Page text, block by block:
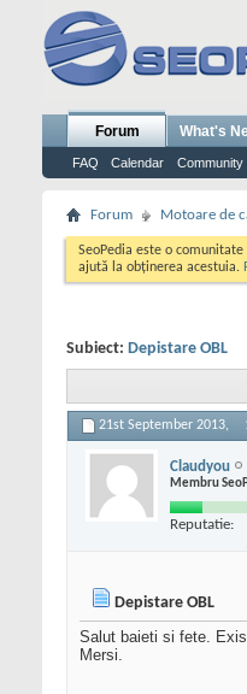
Forum
FAQ Calendar Community
What's
Forum Motoare de
SeoPedia este o comunitate
ajută la obținerea acestuia.
Subiect: Depistare OBL
21st September 2013,
Claudyou
Membru
Reputatie:
Depistare OBL
Salut baieti si fete.
Mersi.